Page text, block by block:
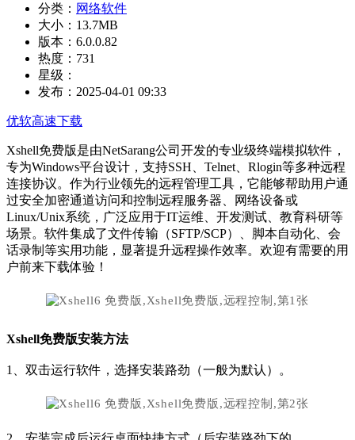
分类： 网络软件
大小： 13.7MB
版本： 6.0.0.82
热度： 731
星级：
发布： 2025-04-01 09:33
优软高速下载
Xshell免费版是由NetSarang公司开发的专业级终端模拟软件，
专为Windows平台设计，支持SSH、Telnet、Rlogin等多种远程
连接协议。作为行业领先的远程管理工具，它能够帮助用户通
过安全加密通道访问和控制远程服务器、网络设备或
Linux/Unix系统，广泛应用于IT运维、开发测试、教育科研等
场景。软件集成了文件传输（SFTP/SCP）、脚本自动化、会
话录制等实用功能，显著提升远程操作效率。欢迎有需要的用
户前来下载体验！
Xshell免费版安装方法
1、双击运行软件，选择安装路劲（一般为默认）。